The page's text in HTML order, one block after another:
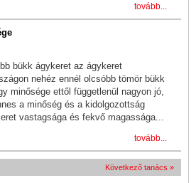
tovább...
bükk ágykeret az ágykeret
nehéz ennél olcsóbb tömör bükk
minősége ettől függetlenül nagyon jó,
a minőség és a kidolgozottság
vastagsága és fekvő magassága...
tovább...
Következő tanács »